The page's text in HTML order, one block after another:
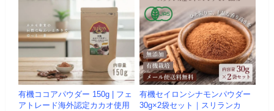
有機ココアパウダー 150g | フェ
アトレード海外認定カカオ使用
有機セイロンシナモンパウダー
30g×2袋セット｜スリランカ